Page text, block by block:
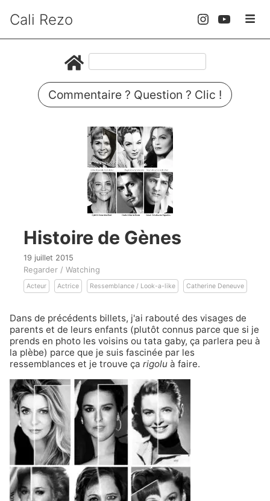
Cali Rezo
Commentaire ? Question ? Clic !
Histoire de Gènes
19 juillet 2015
Regarder / Watching
Acteur Actrice Ressemblance / Look-a-like Catherine Deneuve
Dans de précédents billets, j'ai rabouté des visages de
parents et de leurs enfants (plutôt connus parce que si je
prends en photo les voisins ou tata gaby, ça parlera peu à
la plèbe) parce que je suis fascinée par les
ressemblances et je trouve ça rigolu à faire.